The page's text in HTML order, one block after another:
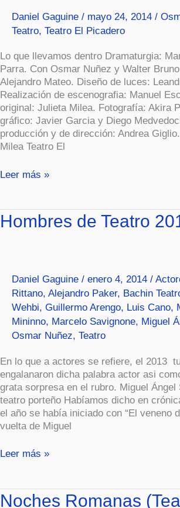
Daniel Gaguine / mayo 24, 2014 /
Teatro, Teatro El Picadero
Lo que llevamos dentro Dramaturgia:
Parra. Con Osmar Nuñez y Walter
Alejandro Mateo. Diseño de luces:
Realización de escenografia: Manuel
original: Julieta Milea. Fotografía: Akira
gráfico: Javier Garcia y Diego
producción y de dirección: Andrea
Milea Teatro El
(Teatro)
Leer más »
Hombres de Teatro
Daniel Gaguine / enero 4, 2014 /
Rittano, Alejandro Paker, Bachin
Wehbi, Guillermo Arengo, Luis Cano,
Mininno, Marcelo Savignone, Miguel
Osmar Nuñez, Teatro
En lo que a actores se refiere, el 2013
engalanaron dicha palabra actor asi
grata sorpresa en el rubro. Miguel Ángel
teatro porteño Habíamos dicho en
el año se había iniciado con “El veneno
vuelta de Miguel
Hombres
de
Leer más »
Noches Romanas
Noches